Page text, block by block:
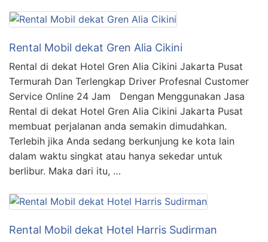
Rental Mobil dekat Gren Alia Cikini
Rental di dekat Hotel Gren Alia Cikini Jakarta Pusat
Termurah Dan Terlengkap Driver Profesnal Customer
Service Online 24 Jam Dengan Menggunakan Jasa
Rental di dekat Hotel Gren Alia Cikini Jakarta Pusat
membuat perjalanan anda semakin dimudahkan.
Terlebih jika Anda sedang berkunjung ke kota lain
dalam waktu singkat atau hanya sekedar untuk
berlibur. Maka dari itu, …
Rental Mobil dekat Hotel Harris Sudirman